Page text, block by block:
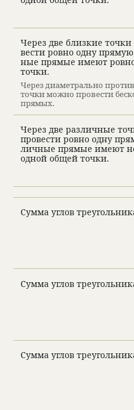
Через две близ­кие
ве­сти ровно одну
ные прямые имеют
точки.
Через диамет­рально
точки можно про­ве­сти
прямых.
Через две раз­лич­ные
про­ве­сти ровно одну
лич­ные прямые имеют
одной общей точки.
Сумма углов
Сумма углов
Сумма углов